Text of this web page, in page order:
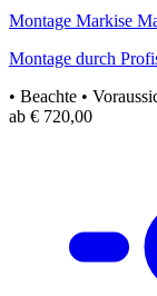
Montage Markise
Montage durch
• Beachte •
ab € 720,00